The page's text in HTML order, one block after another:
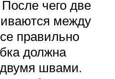
чего две
между
правильно
должна
швами.